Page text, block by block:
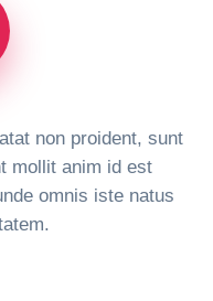
non proident, sunt
mollit anim id est
omnis iste natus